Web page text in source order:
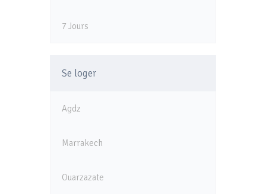
7 Jours
Se loger
Agdz
Marrakech
Ouarzazate